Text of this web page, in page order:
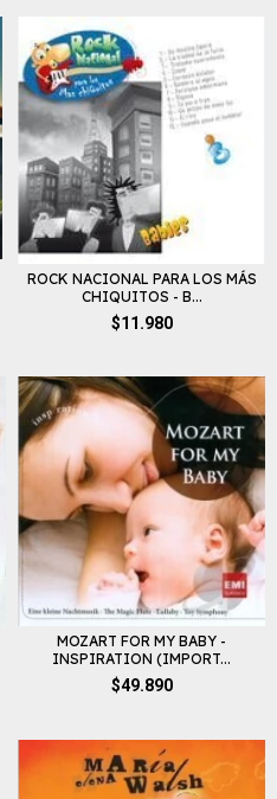
ROCK NACIONAL PARA LOS MÁS
CHIQUITOS - B...
$11.980
MOZART FOR MY BABY -
INSPIRATION (IMPORT...
$49.890